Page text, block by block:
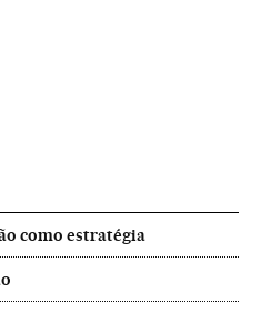
como estratégia